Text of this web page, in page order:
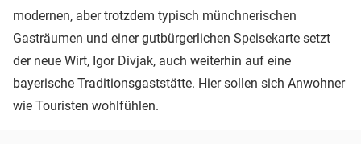
modernen, aber trotzdem typisch münchnerischen
Gasträumen und einer gutbürgerlichen Speisekarte setzt
der neue Wirt, Igor Divjak, auch weiterhin auf eine
bayerische Traditionsgaststätte. Hier sollen sich Anwohner
wie Touristen wohlfühlen.